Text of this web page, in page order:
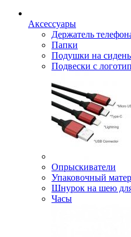
Аксессуары
Держатель
Папки
Подушки на
Подвески с
Опрыскиватели
Упаковочный
Шнурок на шею
Часы